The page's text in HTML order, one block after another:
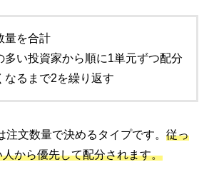
量を合計
多い投資家から順に1単元ずつ配分
なるまで2を繰り返す
注文数量で決めるタイプです。 従っ
から優先して配分されます。